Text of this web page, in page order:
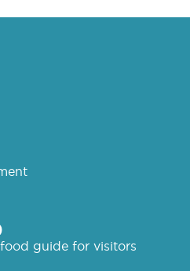
guide for visitors